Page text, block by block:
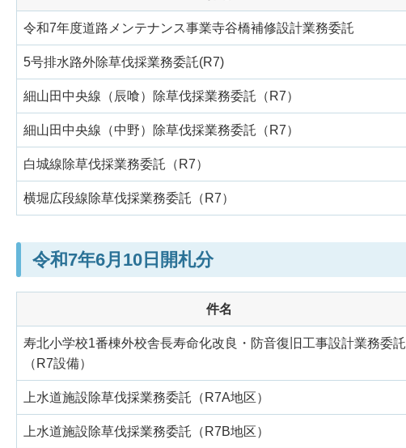
令和7年度道路メンテナンス事業寺谷橋補修設計業務委託
5号排水路外除草伐採業務委託(R7)
細山田中央線（辰喰）除草伐採業務委託（R7）
細山田中央線（中野）除草伐採業務委託（R7）
白城線除草伐採業務委託（R7）
横堀広段線除草伐採業務委託（R7）
令和7年6月10日開札分
件名
寿北小学校1番棟外校舎長寿命化改良・防音復旧工事設計業務委託
（R7設備）
上水道施設除草伐採業務委託（R7A地区）
上水道施設除草伐採業務委託（R7B地区）